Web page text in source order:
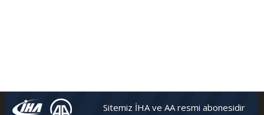
Sitemiz İHA ve AA resmi abonesidir